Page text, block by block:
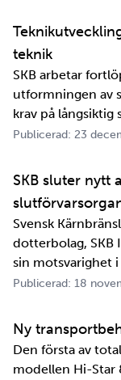
perspektiv i alla
teknik
SKB arbetar
utformningen av
krav på långsiktig
Publicerad: 23
SKB sluter nytt
Svensk
dotterbolag, SKB
sin motsvarighet i
Agency, KORAD.
samarbetet
Publicerad: 18
Ny
Den första av
modellen Hi-Star